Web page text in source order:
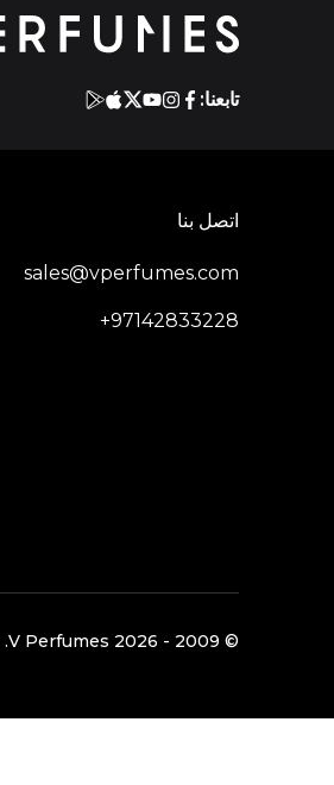
تابعنا:
اتصل بنا
sales@vperfumes.com
+97142833228
©️ 2009 -
2026